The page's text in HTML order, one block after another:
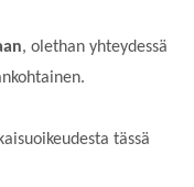
, olethan yhteydessä
tässä